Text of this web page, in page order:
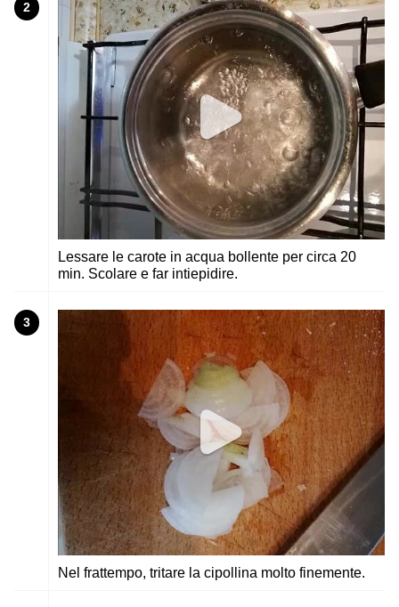
2
Lessare le carote in acqua bollente per circa 20
min. Scolare e far intiepidire.
3
Nel frattempo, tritare la cipollina molto finemente.